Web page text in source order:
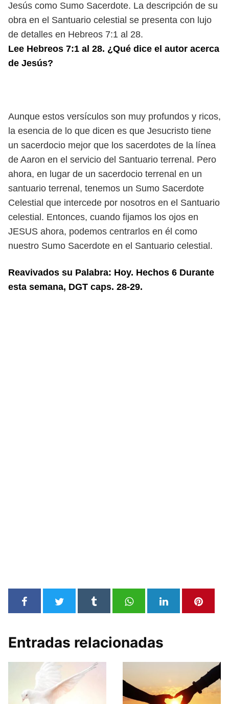
Jesús como Sumo Sacerdote. La descripción de su
obra en el Santuario celestial se presenta con lujo
de detalles en Hebreos 7:1 al 28.
Lee Hebreos 7:1 al 28. ¿Qué dice el autor acerca
de Jesús?
Aunque estos versículos son muy profundos y ricos,
la esencia de lo que dicen es que Jesucristo tiene
un sacerdocio mejor que los sacerdotes de la línea
de Aaron en el servicio del Santuario terrenal. Pero
ahora, en lugar de un sacerdocio terrenal en un
santuario terrenal, tenemos un Sumo Sacerdote
Celestial que intercede por nosotros en el Santuario
celestial. Entonces, cuando fijamos los ojos en
JESUS ahora, podemos centrarlos en él como
nuestro Sumo Sacerdote en el Santuario celestial.
Reavivados su Palabra: Hoy. Hechos 6 Durante
esta semana, DGT caps. 28-29.
Entradas relacionadas